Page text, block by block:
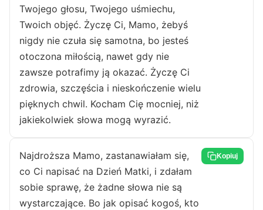
Twojego głosu, Twojego uśmiechu,
Twoich objęć. Życzę Ci, Mamo, żebyś
nigdy nie czuła się samotna, bo jesteś
otoczona miłością, nawet gdy nie
zawsze potrafimy ją okazać. Życzę Ci
zdrowia, szczęścia i nieskończenie wielu
pięknych chwil. Kocham Cię mocniej, niż
jakiekolwiek słowa mogą wyrazić.
Najdroższa Mamo, zastanawiałam się,
co Ci napisać na Dzień Matki, i zdałam
sobie sprawę, że żadne słowa nie są
wystarczające. Bo jak opisać kogoś, kto
Kopiuj